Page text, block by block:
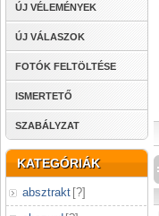
ÚJ VÉLEMÉNYEK
ÚJ VÁLASZOK
FOTÓK FELTÖLTÉSE
ISMERTETŐ
SZABÁLYZAT
KATEGÓRIÁK
absztrakt [?]